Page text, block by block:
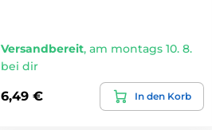
Versandbereit, am montags 10. 8.
bei dir
6,49 € In den Korb